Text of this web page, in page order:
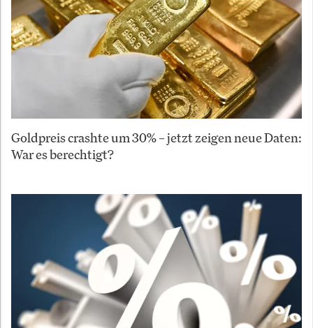
Goldpreis crashte um 30% – jetzt zeigen neue Daten:
War es berechtigt?